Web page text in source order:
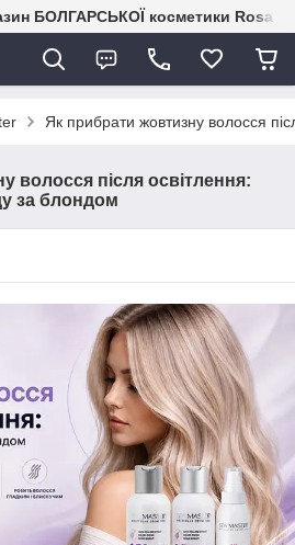
БОЛГАРСЬКОЇ косметики
Як прибрати жовтизну волосся
волосся після освітлення:
за блондом